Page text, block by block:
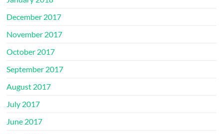
December 2017
November 2017
October 2017
September 2017
August 2017
July 2017
June 2017